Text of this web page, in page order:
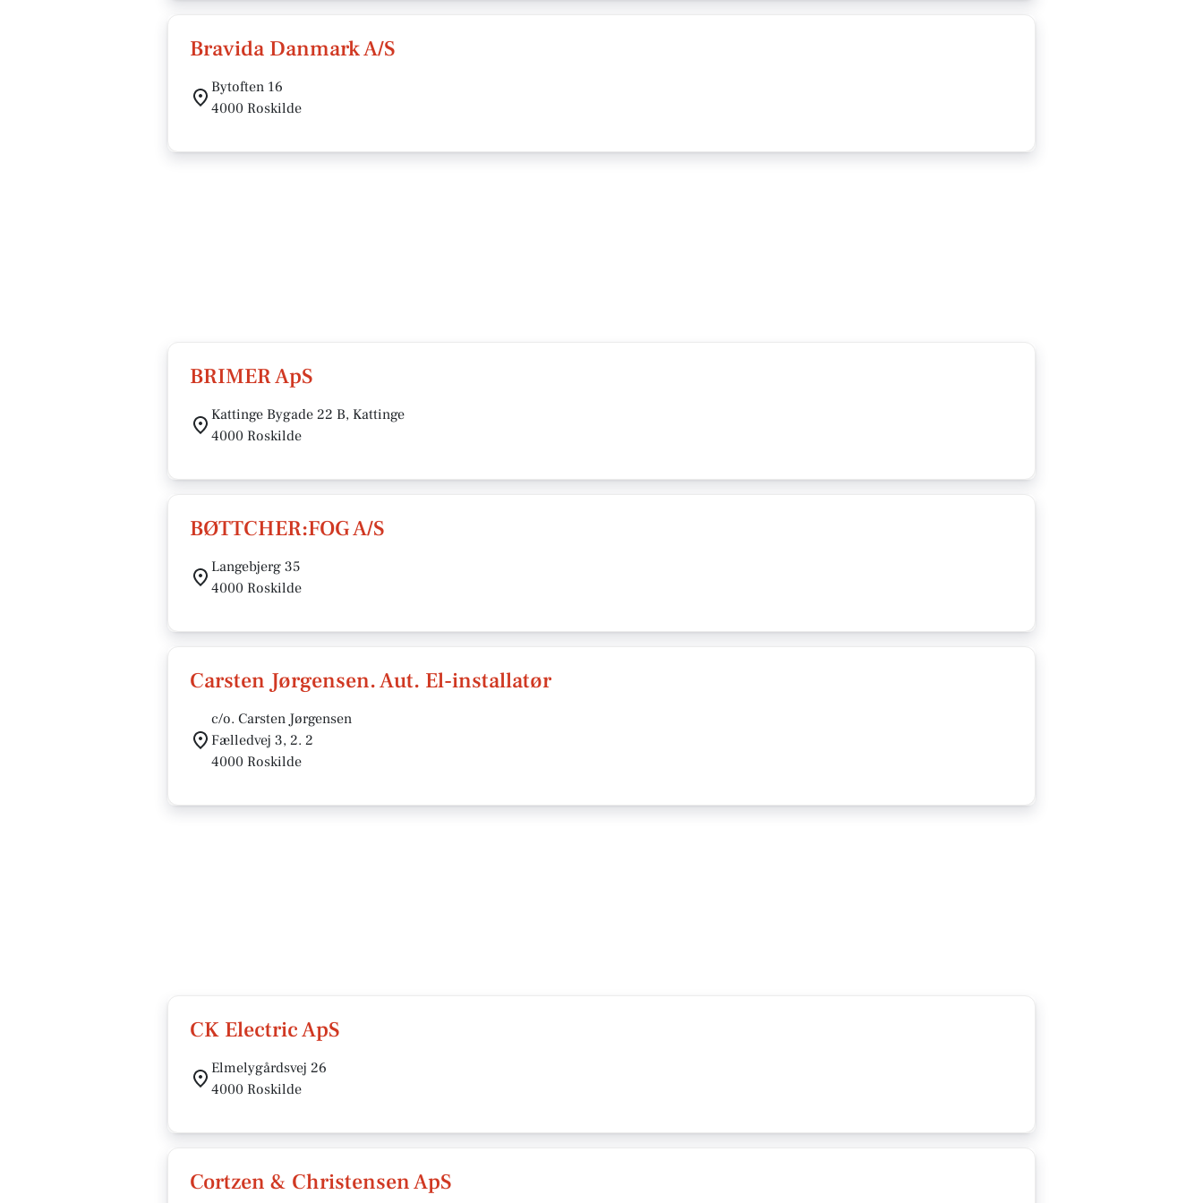
Bravida Danmark A/S
Bytoften 16
4000 Roskilde
BRIMER ApS
Kattinge Bygade 22 B, Kattinge
4000 Roskilde
BØTTCHER:FOG A/S
Langebjerg 35
4000 Roskilde
Carsten Jørgensen. Aut. El-installatør
c/o. Carsten Jørgensen
Fælledvej 3, 2. 2
4000 Roskilde
CK Electric ApS
Elmelygårdsvej 26
4000 Roskilde
Cortzen & Christensen ApS